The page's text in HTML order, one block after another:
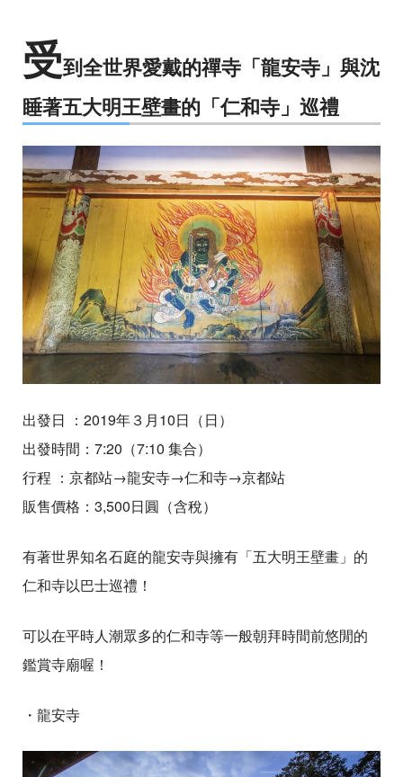
受到全世界愛戴的禪寺「龍安寺」與沈
睡著五大明王壁畫的「仁和寺」巡禮
出發日 ：2019年３月10日（日）
出發時間：7:20（7:10 集合）
行程 ：京都站→龍安寺→仁和寺→京都站
販售價格：3,500日圓（含稅）
有著世界知名石庭的龍安寺與擁有「五大明王壁畫」的
仁和寺以巴士巡禮！
可以在平時人潮眾多的仁和寺等一般朝拜時間前悠閒的
鑑賞寺廟喔！
・龍安寺